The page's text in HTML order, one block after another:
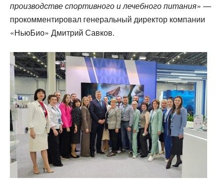
производстве спортивного и лечебного питания» —
прокомментировал генеральный директор компании
«НьюБио» Дмитрий Савков.